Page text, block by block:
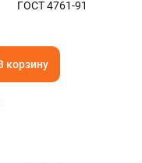
ГОСТ 4761-91
корзину